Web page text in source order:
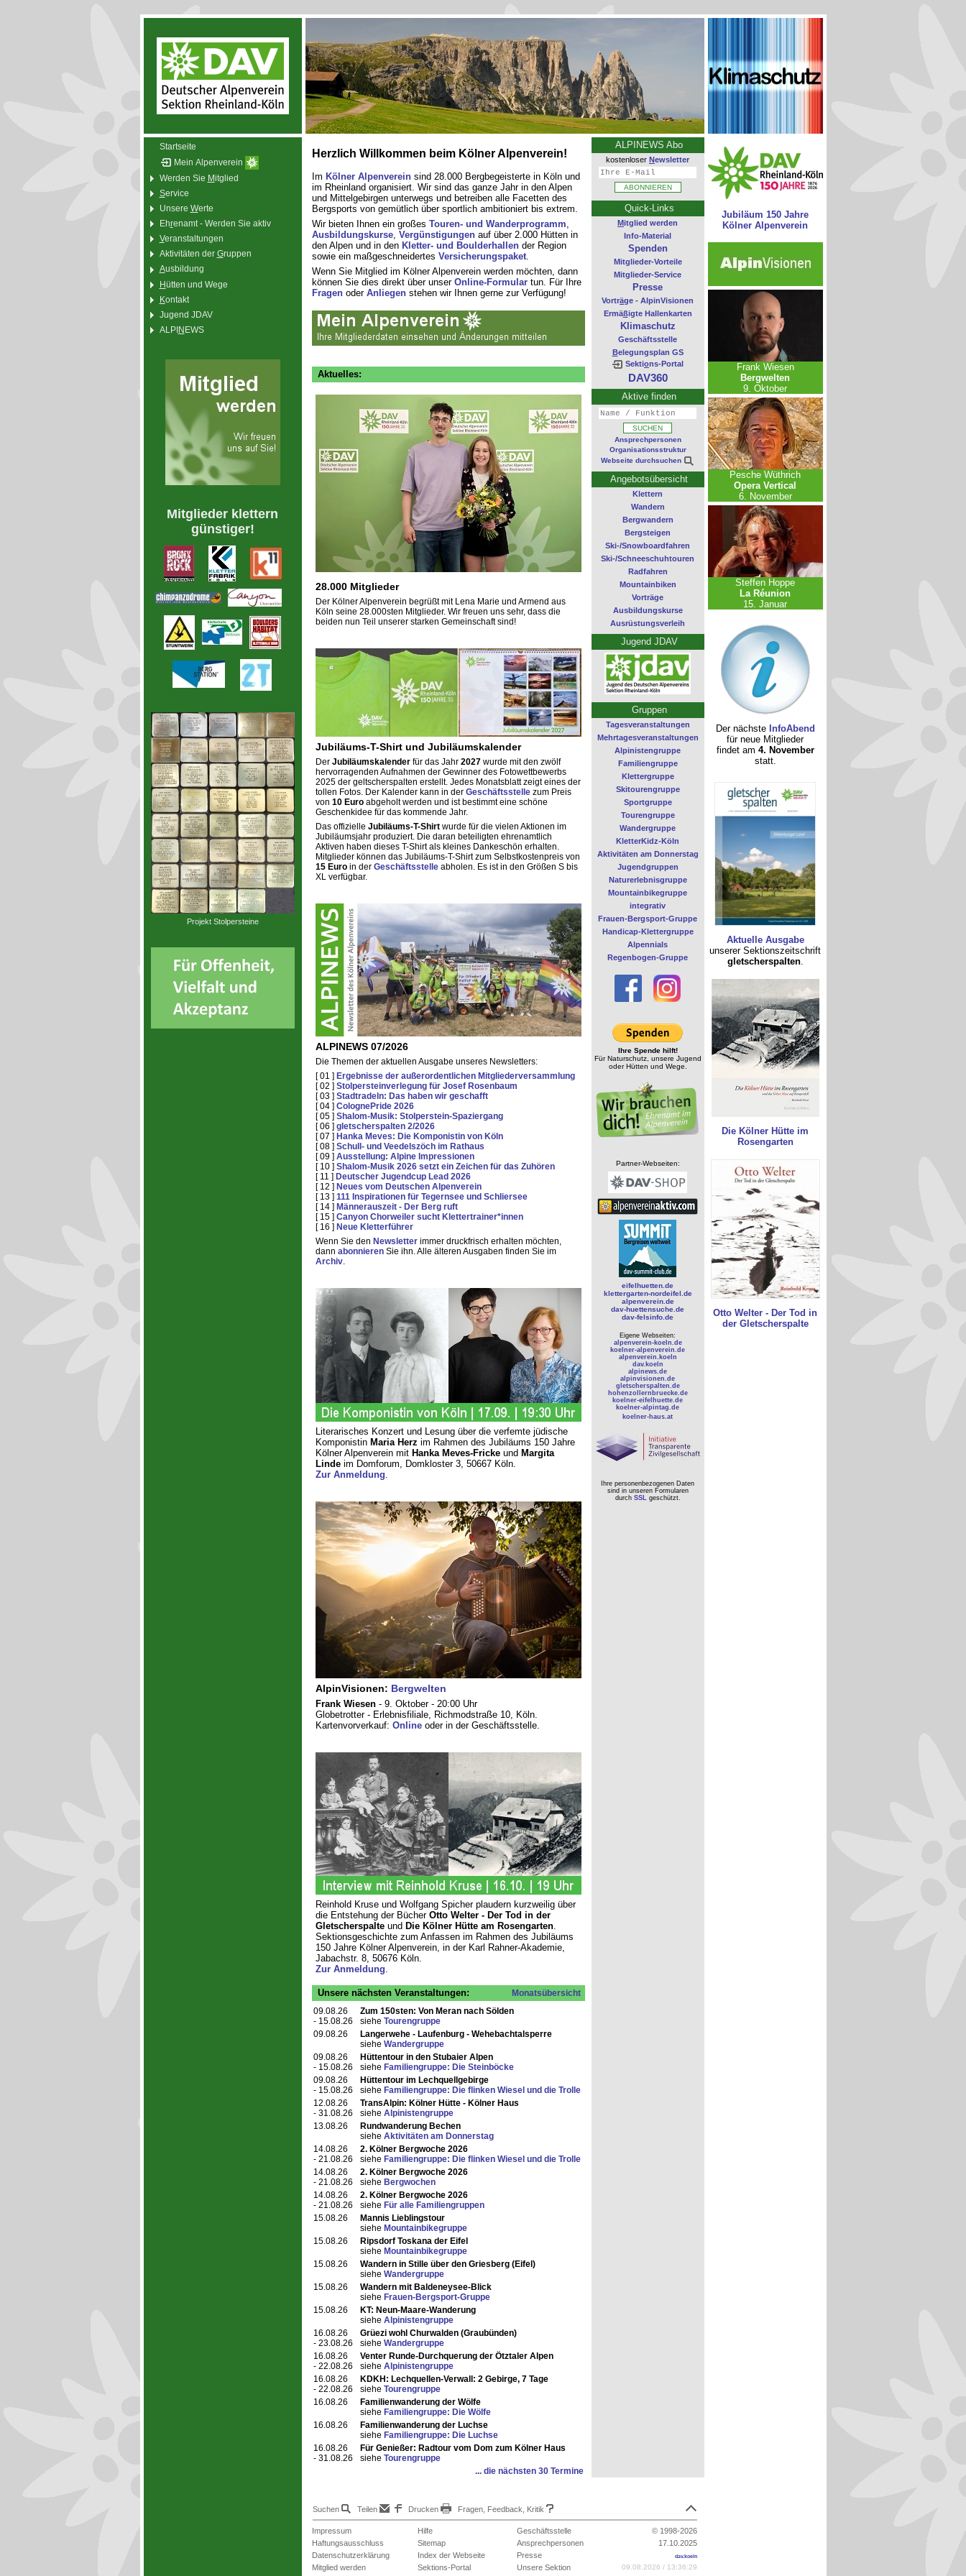
Startseite
Mein Alpenverein
Werden Sie Mitglied
Service
Unsere Werte
Ehrenamt - Werden Sie aktiv
Veranstaltungen
Aktivitäten der Gruppen
Ausbildung
Hütten und Wege
Kontakt
Jugend JDAV
ALPINEWS
Mitglieder klettern
günstiger!
Projekt Stolpersteine
Herzlich Willkommen beim Kölner Alpenverein!
Im Kölner Alpenvereinsind 28.000 Bergbegeisterte in Köln und
im Rheinland organisiert. Wir sind das ganze Jahr in den Alpen
und Mittelgebirgen unterwegs und betreiben alle Facetten des
Bergsports von gemütlich über sportlich ambitioniert bis extrem.
Wir bieten Ihnen ein großes Touren- und Wanderprogramm,
Ausbildungskurse, Vergünstigungenauf über 2.000 Hütten in
den Alpen und in den Kletter- und Boulderhallender Region
sowie ein maßgeschneidertes Versicherungspaket.
Wenn Sie Mitglied im Kölner Alpenverein werden möchten, dann
können Sie dies direkt über unser Online-Formulartun. Für Ihre
Fragenoder Anliegenstehen wir Ihnen gerne zur Verfügung!
Aktuelles:
28.000 Mitglieder
Der Kölner Alpenverein begrüßt mit Lena Marie und Armend aus
Köln seine 28.000sten Mitglieder. Wir freuen uns sehr, dass die
beiden nun Teil unserer starken Gemeinschaft sind!
Jubiläums-T-Shirt und Jubiläumskalender
Der Jubiläumskalenderfür das Jahr 2027wurde mit den zwölf
hervorragenden Aufnahmen der Gewinner des Fotowettbewerbs
2025 der geltscherspalten erstellt. Jedes Monatsblatt zeigt eines der
tollen Fotos. Der Kalender kann in der Geschäftsstellezum Preis
von 10 Euroabgeholt werden und ist bestimmt eine schöne
Geschenkidee für das kommende Jahr.
Das offizielle Jubiläums-T-Shirtwurde für die vielen Aktionen im
Jubiläumsjahr produziert. Die daran beteiligten ehrenamtlich
Aktiven haben dieses T-Shirt als kleines Dankeschön erhalten.
Mitglieder können das Jubiläums-T-Shirt zum Selbstkostenpreis von
15 Euroin der Geschäftsstelleabholen. Es ist in den Größen S bis
XL verfügbar.
ALPINEWS 07/2026
Die Themen der aktuellen Ausgabe unseres Newsletters:
[ 01 ] Ergebnisse der außerordentlichen Mitgliederversammlung
[ 02 ] Stolpersteinverlegung für Josef Rosenbaum
[ 03 ] Stadtradeln: Das haben wir geschafft
[ 04 ] ColognePride 2026
[ 05 ] Shalom-Musik: Stolperstein-Spaziergang
[ 06 ] gletscherspalten 2/2026
[ 07 ] Hanka Meves: Die Komponistin von Köln
[ 08 ] Schull- und Veedelszöch im Rathaus
[ 09 ] Ausstellung: Alpine Impressionen
[ 10 ] Shalom-Musik 2026 setzt ein Zeichen für das Zuhören
[ 11 ] Deutscher Jugendcup Lead 2026
[ 12 ] Neues vom Deutschen Alpenverein
[ 13 ] 111 Inspirationen für Tegernsee und Schliersee
[ 14 ] Männerauszeit - Der Berg ruft
[ 15 ] Canyon Chorweiler sucht Klettertrainer*innen
[ 16 ] Neue Kletterführer
Wenn Sie den Newsletterimmer druckfrisch erhalten möchten,
dann abonnierenSie ihn. Alle älteren Ausgaben finden Sie im
Archiv.
Literarisches Konzert und Lesung über die verfemte jüdische
Komponistin Maria Herz im Rahmen des Jubiläums 150 Jahre
Kölner Alpenverein mit Hanka Meves-Frickeund Margita
Lindeim Domforum, Domkloster 3, 50667 Köln.
Zur Anmeldung.
AlpinVisionen: Bergwelten
Frank Wiesen- 9. Oktober - 20:00 Uhr
Globetrotter - Erlebnisfiliale, Richmodstraße 10, Köln.
Kartenvorverkauf: Onlineoder in der Geschäftsstelle.
Reinhold Kruse und Wolfgang Spicher plaudern kurzweilig über
die Entstehung der Bücher Otto Welter - Der Tod in der
Gletscherspalteund Die Kölner Hütte am Rosengarten.
Sektionsgeschichte zum Anfassen im Rahmen des Jubiläums
150 Jahre Kölner Alpenverein, in der Karl Rahner-Akademie,
Jabachstr. 8, 50676 Köln.
Zur Anmeldung.
Unsere nächsten Veranstaltungen:
Monatsübersicht
09.08.26
- 15.08.26
Zum 150sten: Von Meran nach Sölden
siehe Tourengruppe
09.08.26
Langerwehe - Laufenburg - Wehebachtalsperre
siehe Wandergruppe
09.08.26
- 15.08.26
Hüttentour in den Stubaier Alpen
siehe Familiengruppe: Die Steinböcke
09.08.26
- 15.08.26
Hüttentour im Lechquellgebirge
siehe Familiengruppe: Die flinken Wiesel und die Trolle
12.08.26
- 31.08.26
TransAlpin: Kölner Hütte - Kölner Haus
siehe Alpinistengruppe
13.08.26
Rundwanderung Bechen
siehe Aktivitäten am Donnerstag
14.08.26
- 21.08.26
2. Kölner Bergwoche 2026
siehe Familiengruppe: Die flinken Wiesel und die Trolle
14.08.26
- 21.08.26
2. Kölner Bergwoche 2026
siehe Bergwochen
14.08.26
- 21.08.26
2. Kölner Bergwoche 2026
siehe Für alle Familiengruppen
15.08.26
Mannis Lieblingstour
siehe Mountainbikegruppe
15.08.26
Ripsdorf Toskana der Eifel
siehe Mountainbikegruppe
15.08.26
Wandern in Stille über den Griesberg (Eifel)
siehe Wandergruppe
15.08.26
Wandern mit Baldeneysee-Blick
siehe Frauen-Bergsport-Gruppe
15.08.26
KT: Neun-Maare-Wanderung
siehe Alpinistengruppe
16.08.26
- 23.08.26
Grüezi wohl Churwalden (Graubünden)
siehe Wandergruppe
16.08.26
- 22.08.26
Venter Runde-Durchquerung der Ötztaler Alpen
siehe Alpinistengruppe
16.08.26
- 22.08.26
KDKH: Lechquellen-Verwall: 2 Gebirge, 7 Tage
siehe Tourengruppe
16.08.26
Familienwanderung der Wölfe
siehe Familiengruppe: Die Wölfe
16.08.26
Familienwanderung der Luchse
siehe Familiengruppe: Die Luchse
16.08.26
- 31.08.26
Für Genießer: Radtour vom Dom zum Kölner Haus
siehe Tourengruppe
... die nächsten 30 Termine
ALPINEWS Abo
kostenloser Newsletter
Quick-Links
Mitglied werden
Info-Material
Spenden
Mitglieder-Vorteile
Mitglieder-Service
Presse
Vorträge - AlpinVisionen
Ermäßigte Hallenkarten
Klimaschutz
Geschäftsstelle
Belegungsplan GS
Sektions-Portal
DAV360
Aktive finden
Ansprechpersonen
Organisationsstruktur
Webseite durchsuchen
Angebotsübersicht
Klettern
Wandern
Bergwandern
Bergsteigen
Ski-/Snowboardfahren
Ski-/Schneeschuhtouren
Radfahren
Mountainbiken
Vorträge
Ausbildungskurse
Ausrüstungsverleih
Jugend JDAV
Gruppen
Tagesveranstaltungen
Mehrtagesveranstaltungen
Alpinistengruppe
Familiengruppe
Klettergruppe
Skitourengruppe
Sportgruppe
Tourengruppe
Wandergruppe
KletterKidz-Köln
Aktivitäten am Donnerstag
Jugendgruppen
Naturerlebnisgruppe
Mountainbikegruppe
integrativ
Frauen-Bergsport-Gruppe
Handicap-Klettergruppe
Alpennials
Regenbogen-Gruppe
Ihre Spende hilft!
Für Naturschutz, unsere Jugend
oder Hütten und Wege.
Partner-Webseiten:
eifelhuetten.de
klettergarten-nordeifel.de
alpenverein.de
dav-huettensuche.de
dav-felsinfo.de
Eigene Webseiten:
alpenverein-koeln.de
koelner-alpenverein.de
alpenverein.koeln
dav.koeln
alpinews.de
alpinvisionen.de
gletscherspalten.de
hohenzollernbruecke.de
koelner-eifelhuette.de
koelner-alpintag.de
koelner-haus.at
Ihre personenbezogenen Daten
sind in unseren Formularen
durch SSLgeschützt.
Suchen Teilen Drucken Fragen, Feedback, Kritik
Impressum
Haftungsausschluss
Datenschutzerklärung
Mitglied werden
Hilfe
Sitemap
Index der Webseite
Sektions-Portal
Geschäftsstelle
Ansprechpersonen
Presse
Unsere Sektion
© 1998-2026
17.10.2025
dav.koeln
09.08.2026 / 13:36:29
Jubiläum 150 Jahre
Kölner Alpenverein
Frank Wiesen
Bergwelten
9. Oktober
Pesche Wüthrich
Opera Vertical
6. November
Steffen Hoppe
La Réunion
15. Januar
Der nächste InfoAbend
für neue Mitglieder
findet am 4. November
statt.
Aktuelle Ausgabe
unserer Sektionszeitschrift
gletscherspalten.
Die Kölner Hütte im
Rosengarten
Otto Welter - Der Tod in
der Gletscherspalte